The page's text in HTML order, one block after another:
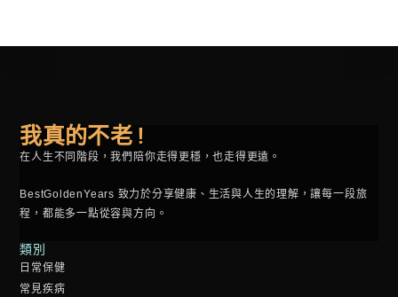
我真的不老 !
在人生不同階段，我們陪你走得更穩，也走得更遠。
BestGoldenYears 致力於分享健康、生活與人生的理解，讓每一段旅
程，都能多一點從容與方向。
類別
日常保健
常見疾病